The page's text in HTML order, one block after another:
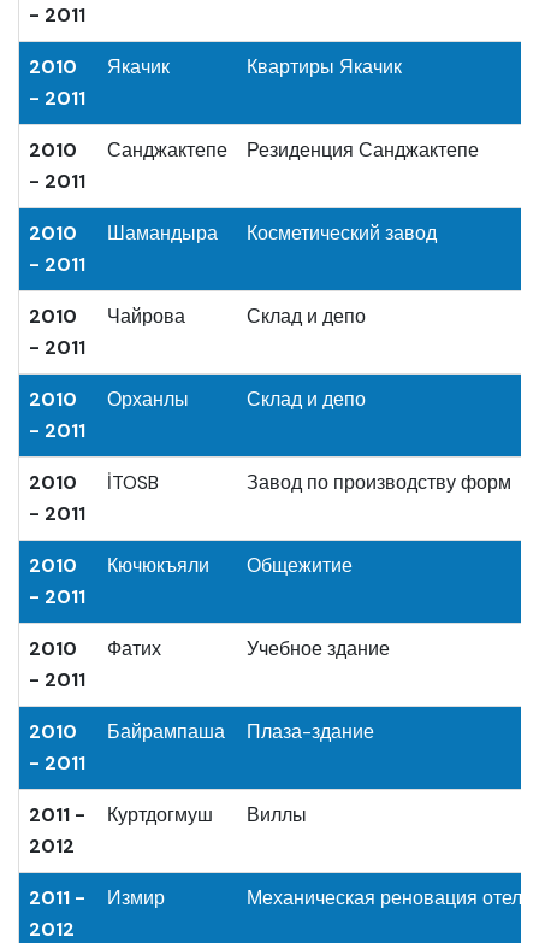
- 2011
2010
- 2011
Якачик Квартиры Якачик
2010
- 2011
Санджактепе Резиденция Санджактепе
2010
- 2011
Шамандыра Косметический завод
2010
- 2011
Чайрова Склад и депо
2010
- 2011
Орханлы Склад и депо
2010
- 2011
İTOSB Завод по производству форм
2010
- 2011
Кючюкъяли Общежитие
2010
- 2011
Фатих Учебное здание
2010
- 2011
Байрампаша Плаза-здание
2011 -
2012
Куртдогмуш Виллы
2011 -
2012
Измир Механическая реновация отеля